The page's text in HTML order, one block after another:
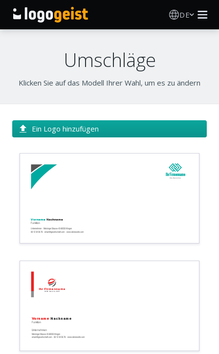
DE
KI Logo Generator
Druckprodukte
Über
Blog
Umschläge
Klicken Sie auf das Modell Ihrer Wahl, um es zu ändern
Ein Logo hinzufügen
06 12 34 56 78 - email@gesellschaft.com - www.deineseite.com
Funktion
Unternehmen - Meininger Strasse 43 66550 Illingen
VornameNachname
Ihr Firmenname
Ihre Basislinie
Meininger Strasse 43 66550 Illingen
email@gesellschaft.com - 06 12 34 56 78 - www.deineseite.com
Unternehmen
Vorname Nachname
Funktion
Ihr Firmenname
Ihre Basislinie